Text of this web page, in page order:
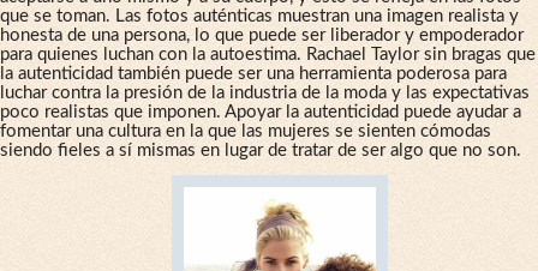
que se toman. Las fotos auténticas muestran una imagen realista y
honesta de una persona, lo que puede ser liberador y empoderador
para quienes luchan con la autoestima. Rachael Taylor sin bragas que
la autenticidad también puede ser una herramienta poderosa para
luchar contra la presión de la industria de la moda y las expectativas
poco realistas que imponen. Apoyar la autenticidad puede ayudar a
fomentar una cultura en la que las mujeres se sienten cómodas
siendo fieles a sí mismas en lugar de tratar de ser algo que no son.